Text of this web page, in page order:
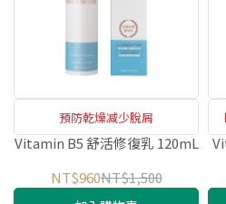
預防乾燥减少脫屑
Vitamin B5 舒活修復乳 120mL
NT$960NT$1,500